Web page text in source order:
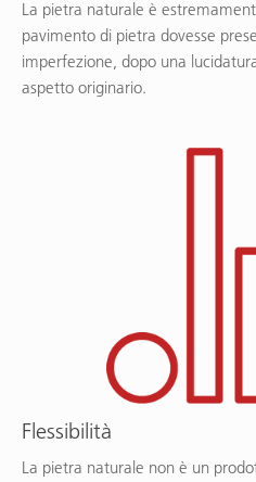
La pietra naturale è
pavimento di pietra dovesse
imperfezione, dopo una
aspetto originario.
Flessibilità
La pietra naturale non è un